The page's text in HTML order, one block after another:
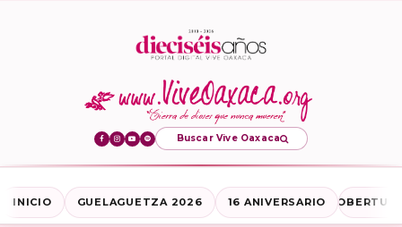
Buscar Vive Oaxaca
INICIO GUELAGUETZA 2026 16 ANIVERSARIO